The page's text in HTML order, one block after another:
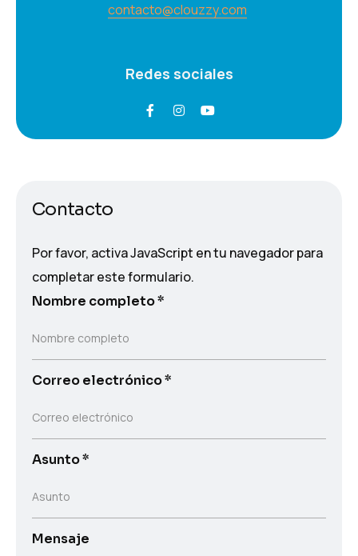
contacto@clouzzy.com
Redes sociales
Contacto
Por favor, activa JavaScript en tu navegador para
completar este formulario.
Nombre completo*
Nombre completo
Correo electrónico*
Correo electrónico
Asunto*
Asunto
Mensaje